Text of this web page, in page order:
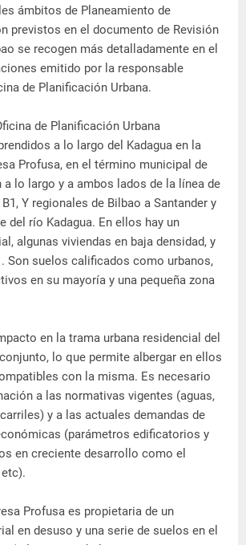
ámbitos de Planeamiento de
previstos en el documento de Revisión
se recogen más detalladamente en el
emitido por la responsable
de Planificación Urbana.
de Planificación Urbana
a lo largo del Kadagua en la
Profusa, en el término municipal de
a lo largo y a ambos lados de la línea de
Y regionales de Bilbao a Santander y
del río Kadagua. En ellos hay un
algunas viviendas en baja densidad, y
Son suelos calificados como urbanos,
en su mayoría y una pequeña zona
en la trama urbana residencial del
lo que permite albergar en ellos
con la misma. Es necesario
a las normativas vigentes (aguas,
y a las actuales demandas de
(parámetros edificatorios y
en creciente desarrollo como el
Profusa es propietaria de un
en desuso y una serie de suelos en el